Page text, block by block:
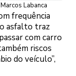
Labanca
frequência
asfalto traz
com carro
riscos
do veículo”,